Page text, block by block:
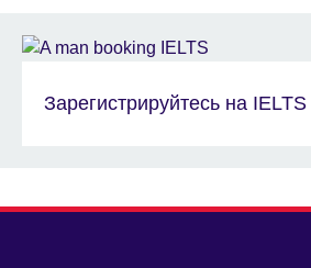
Зарегистрируйтесь на IELTS